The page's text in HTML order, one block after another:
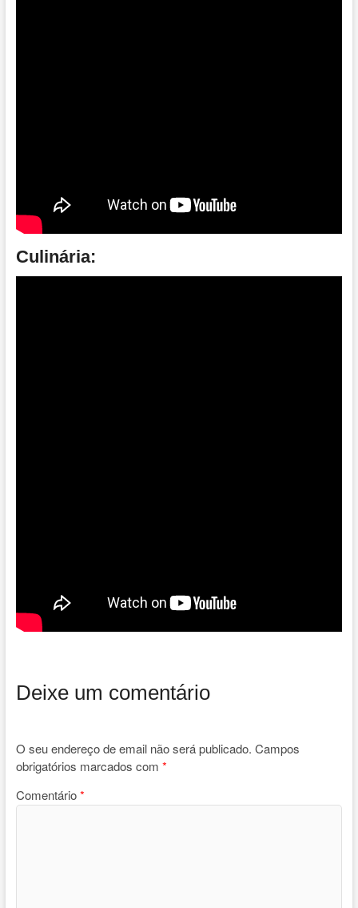
Culinária:
Deixe um comentário
O seu endereço de email não será publicado. Campos
obrigatórios marcados com *
Comentário*